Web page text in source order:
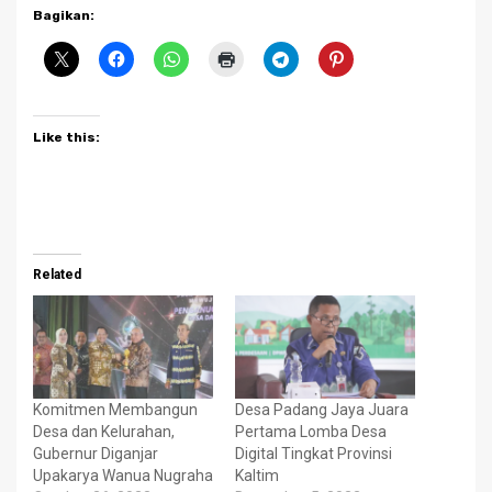
Bagikan:
Like this:
Related
Komitmen Membangun
Desa dan Kelurahan,
Gubernur Diganjar
Upakarya Wanua Nugraha
Desa Padang Jaya Juara
Pertama Lomba Desa
Digital Tingkat Provinsi
Kaltim